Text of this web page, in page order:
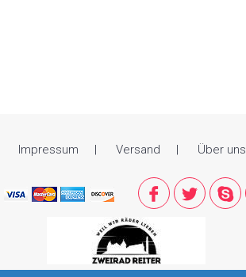
Impressum Versand Über uns